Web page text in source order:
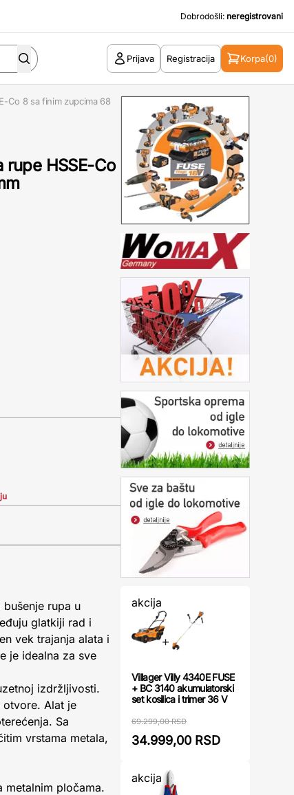
Dobrodošli: neregistrovani
Prijava Registracija Korpa(0)
Co 8 sa finim zupcima 68
rupe HSSE-Co
rupa u
glatkiji rad i
vek trajanja alata i
je idealna za sve
izdržljivosti.
otvore. Alat je
Sa
vrstama metala,
metalnim pločama.
akcija
Villager Villy 4340E FUSE
+ BC 3140 akumulatorski
set kosilica i trimer 36 V
69.299,00 RSD
34.999,00 RSD
akcija